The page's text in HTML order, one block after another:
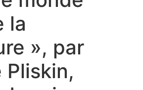
la
», par
Pliskin,